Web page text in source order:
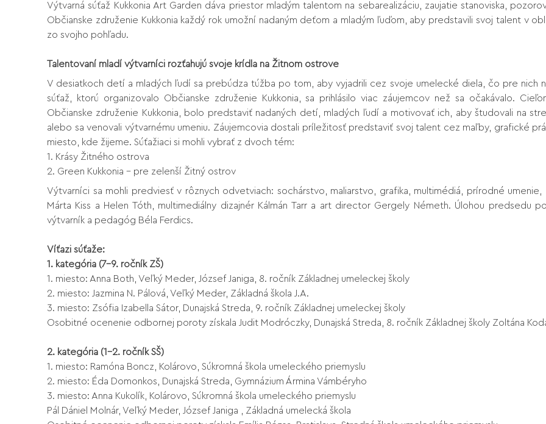
Výtvarná súťaž Kukkonia Art Garden dáva priestor mladým talentom na sebarealizáciu, zaujatie stanoviska,
Občianske združenie Kukkonia každý rok umožní nadaným deťom a mladým ľuďom, aby predstavili svoj talent v
zo svojho pohľadu.
Talentovaní mladí výtvarníci rozťahujú svoje krídla na Žitnom ostrove
V desiatkoch detí a mladých ľudí sa prebúdza túžba po tom, aby vyjadrili cez svoje umelecké diela, čo pre nich
súťaž, ktorú organizovalo Občianske združenie Kukkonia, sa prihlásilo viac záujemcov než sa očakávalo.
Občianske združenie Kukkonia, bolo predstaviť nadaných detí, mladých ľudí a motivovať ich, aby študovali na
alebo sa venovali výtvarnému umeniu. Záujemcovia dostali príležitosť predstaviť svoj talent cez maľby, grafické
miesto, kde žijeme. Súťažiaci si mohli vybrať z dvoch tém:
1. Krásy Žitného ostrova
2. Green Kukkonia – pre zelenší Žitný ostrov
Výtvarníci sa mohli predviesť v rôznych odvetviach: sochárstvo, maliarstvo, grafika, multimédiá, prírodné
Márta Kiss a Helen Tóth, multimediálny dizajnér Kálmán Tarr a art director Gergely Németh. Úlohou
výtvarník a pedagóg Béla Ferdics.
Víťazi súťaže:
1. kategória (7-9. ročník ZŠ)
1. miesto: Anna Both, Veľký Meder, József Janiga, 8. ročník Základnej umeleckej školy
2. miesto: Jazmina N. Pálová, Veľký Meder, Základná škola J.A.
3. miesto: Zsófia Izabella Sátor, Dunajská Streda, 9. ročník Základnej umeleckej školy
Osobitné ocenenie odbornej poroty získala Judit Modróczky, Dunajská Streda, 8. ročník Základnej školy Zoltána
2. kategória (1-2. ročník SŠ)
1. miesto: Ramóna Boncz, Kolárovo, Súkromná škola umeleckého priemyslu
2. miesto: Éda Domonkos, Dunajská Streda, Gymnázium Ármina Vámbéryho
3. miesto: Anna Kukolík, Kolárovo, Súkromná škola umeleckého priemyslu
Pál Dániel Molnár, Veľký Meder, József Janiga , Základná umelecká škola